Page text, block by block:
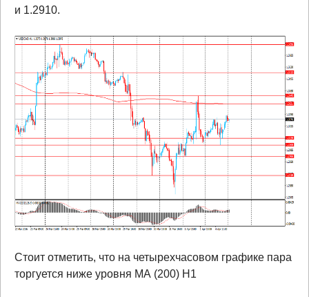
и 1.2910.
Стоит отметить, что на четырехчасовом графике пара
торгуется ниже уровня МА (200) Н1